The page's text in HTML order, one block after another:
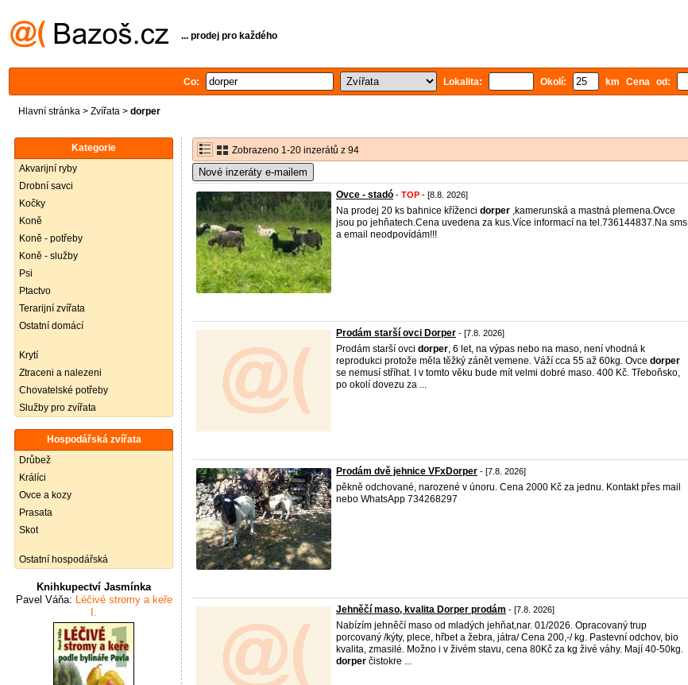
... prodej pro každého
Co: Lokalita: Okolí: km Cena od:
Hlavní stránka > Zvířata > dorper
Kategorie
Akvarijní ryby
Drobní savci
Kočky
Koně
Koně - potřeby
Koně - služby
Psi
Ptactvo
Terarijní zvířata
Ostatní domácí
Krytí
Ztraceni a nalezeni
Chovatelské potřeby
Služby pro zvířata
Hospodářská zvířata
Drůbež
Králíci
Ovce a kozy
Prasata
Skot
Ostatní hospodářská
Knihkupectví Jasmínka
Pavel Váňa: Léčivé stromy a keře
I.
Zobrazeno 1-20 inzerátů z 94
Nové inzeráty e-mailem
Ovce - stadó - TOP - [8.8. 2026]
Na prodej 20 ks bahnice kříženci dorper ,kamerunská a mastná plemena.Ovce
jsou po jehňatech.Cena uvedena za kus.Více informací na tel.736144837.Na sms
a email neodpovídám!!!
Prodám starší ovci Dorper - [7.8. 2026]
Prodám starší ovci dorper, 6 let, na výpas nebo na maso, není vhodná k
reprodukci protože měla těžký zánět vemene. Váží cca 55 až 60kg. Ovce dorper
se nemusí stříhat. I v tomto věku bude mít velmi dobré maso. 400 Kč. Třeboňsko,
po okolí dovezu za ...
Prodám dvě jehnice VFxDorper - [7.8. 2026]
pěkně odchované, narozené v únoru. Cena 2000 Kč za jednu. Kontakt přes mail
nebo WhatsApp 734268297
Jehněčí maso, kvalita Dorper prodám - [7.8. 2026]
Nabízím jehněčí maso od mladých jehňat,nar. 01/2026. Opracovaný trup
porcovaný /kýty, plece, hřbet a žebra, játra/ Cena 200,-/ kg. Pastevní odchov, bio
kvalita, zmasilé. Možno i v živém stavu, cena 80Kč za kg živé váhy. Mají 40-50kg.
dorper čistokre ...